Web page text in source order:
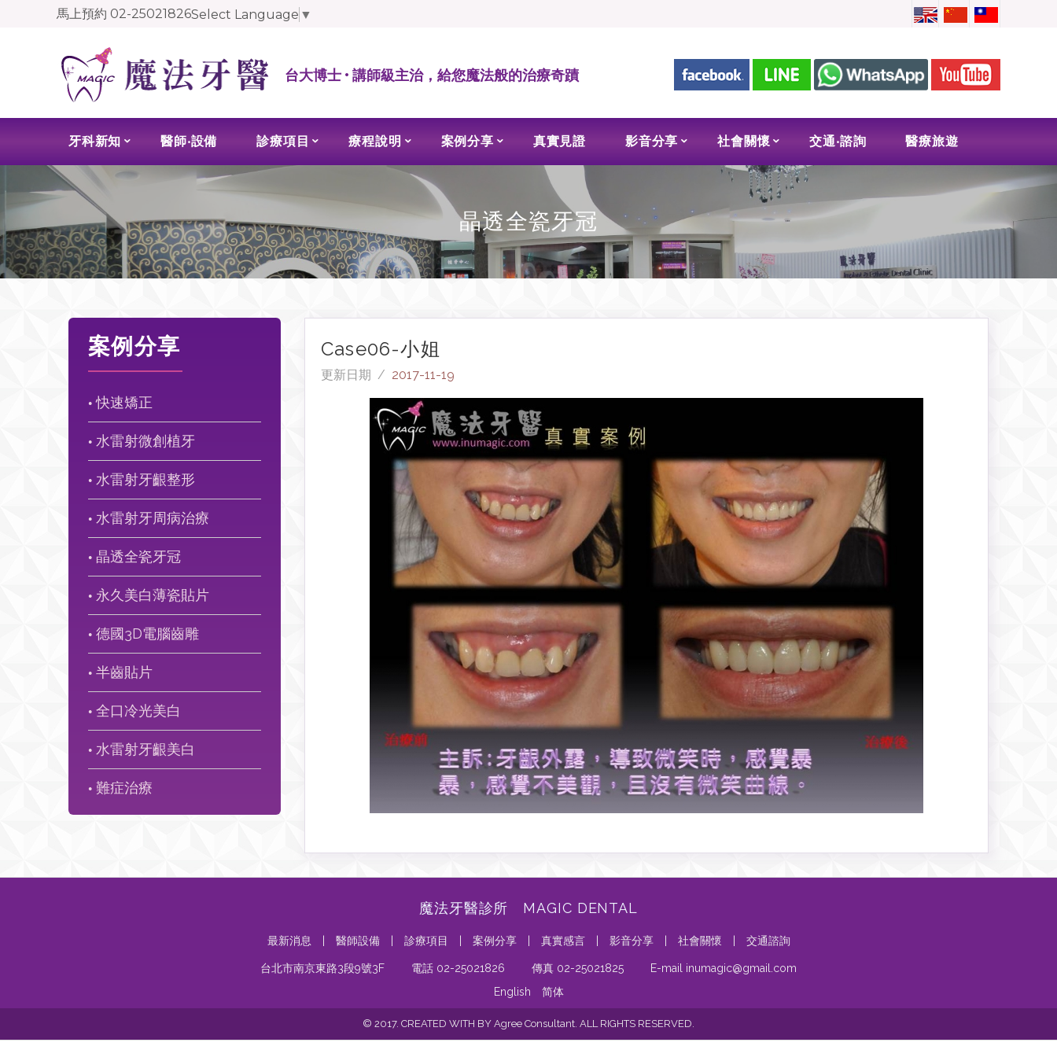
馬上預約 02-25021826Select Language ▼
台大博士 • 講師級主治，給您魔法般的治療奇蹟
牙科新知 醫師‧設備 診療項目 療程說明 案例分享 真實見證 影音分享 社會關懷 交通‧諮詢 醫療旅遊
晶透全瓷牙冠
案例分享
● 快速矯正
● 水雷射微創植牙
● 水雷射牙齦整形
● 水雷射牙周病治療
● 晶透全瓷牙冠
● 永久美白薄瓷貼片
● 德國3D電腦齒雕
● 半齒貼片
● 全口冷光美白
● 水雷射牙齦美白
● 難症治療
Case06-小姐
更新日期 / 2017-11-19
魔法牙醫診所 MAGIC DENTAL
最新消息 醫師設備| 診療項目 案例分享| 真實感言| 影音分享| 社會關懷 交通諮詢
台北市南京東路3段9號3F 電話 02-25021826 傳真 02-25021825
E-mail inumagic@gmail.com
English
简体
© 2017. CREATED WITH BY Agree Consultant. ALL RIGHTS RESERVED.